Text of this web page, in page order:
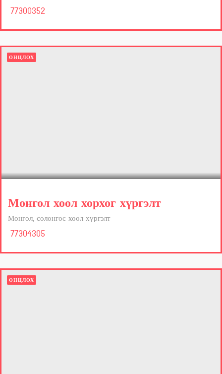
77300352
ОНЦЛОХ
Монгол хоол хорхог хүргэлт
Монгол, солонгос хоол хүргэлт
77304305
ОНЦЛОХ